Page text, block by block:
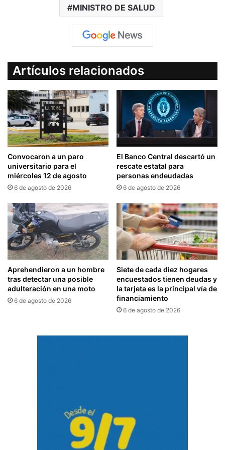
MINISTRO DE SALUD
Artículos relacionados
Convocaron a un paro
universitario para el
miércoles 12 de agosto
6 de agosto de 2026
El Banco Central descartó un
rescate estatal para
personas endeudadas
6 de agosto de 2026
Aprehendieron a un hombre
tras detectar una posible
adulteración en una moto
6 de agosto de 2026
Siete de cada diez hogares
encuestados tienen deudas y
la tarjeta es la principal vía de
financiamiento
6 de agosto de 2026